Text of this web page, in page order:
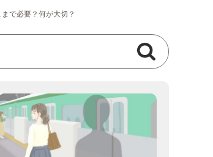
で必要？何が大切？
ード入力
検索